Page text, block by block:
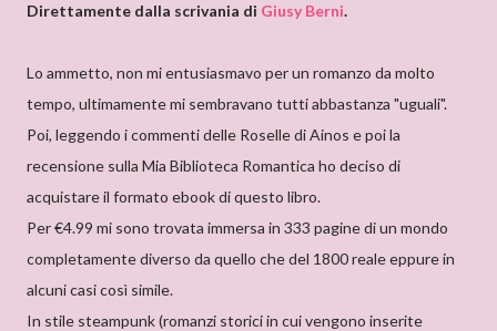
Direttamente dalla scrivania di Giusy Berni.
Lo ammetto, non mi entusiasmavo per un romanzo da molto
tempo, ultimamente mi sembravano tutti abbastanza "uguali".
Poi, leggendo i commenti delle Roselle di Ainos e poi la
recensione sulla Mia Biblioteca Romantica ho deciso di
acquistare il formato ebook di questo libro.
Per €4.99 mi sono trovata immersa in 333 pagine di un mondo
completamente diverso da quello che del 1800 reale eppure in
alcuni casi così simile.
In stile steampunk (romanzi storici in cui vengono inserite